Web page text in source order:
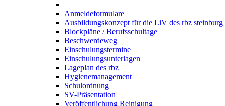
Anmeldeformulare
Ausbildungskonzept für die LiV des rbz steinburg
Blockpläne / Berufsschultage
Beschwerdeweg
Einschulungstermine
Einschulungsunterlagen
Lageplan des rbz
Hygienemanagement
Schulordnung
SV-Präsentation
Veröffentlichung Reinigung